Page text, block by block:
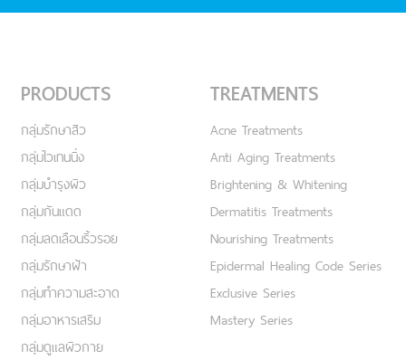
PRODUCTS
กลุ่มรักษาสิว
กลุ่มไวเทนนิ่ง
กลุ่มบำรุงผิว
กลุ่มกันแดด
กลุ่มลดเลือนริ้วรอย
กลุ่มรักษาฝ้า
กลุ่มทำความสะอาด
กลุ่มอาหารเสริม
กลุ่มดูแลผิวกาย
TREATMENTS
Acne Treatments
Anti Aging Treatments
Brightening & Whitening
Dermatitis Treatments
Nourishing Treatments
Epidermal Healing Code Series
Exclusive Series
Mastery Series